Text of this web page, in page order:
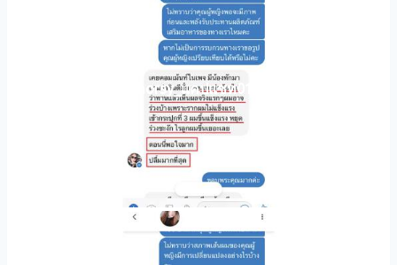
horsy_แคปแชท017